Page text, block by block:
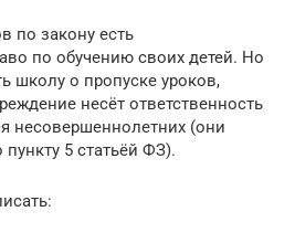
по закону есть
по обучению своих детей. Но
школу о пропуске уроков,
несёт ответственность
несовершеннолетних (они
5 статьёй ФЗ).